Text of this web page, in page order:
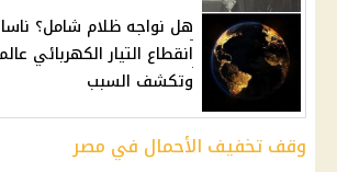
هل نواجه ظلام شامل؟
انقطاع التيار الكهربائي
وتكشف السبب
وقف تخفيف الأحمال في مصر